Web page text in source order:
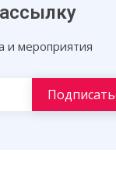
и мероприятия